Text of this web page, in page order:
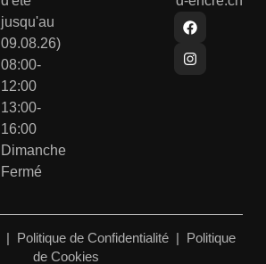
jusqu'au
09.08.26)
08:00-
12:00
13:00-
16:00
Dimanche
Fermé
| Politique de Confidentialité | Politique
de Cookies